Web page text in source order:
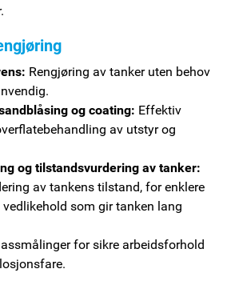
Rengjøring av tanker uten behov
og coating: Effektiv
av utstyr og
og tilstandsvurdering av tanker:
av tankens tilstand, for enklere
som gir tanken lang
for sikre arbeidsforhold